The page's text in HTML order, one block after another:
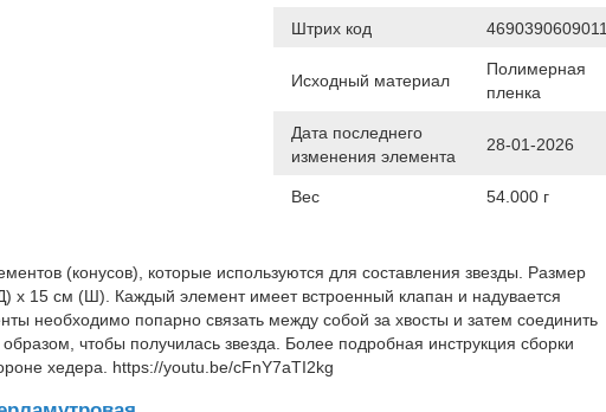
Штрих код 4690390609011
Исходный материал
Полимерная
пленка
Дата последнего
изменения элемента
28-01-2026
Вес 54.000 г
(конусов), которые используются для составления звезды. Размер
х 15 см (Ш). Каждый элемент имеет встроенный клапан и надувается
необходимо попарно связать между собой за хвосты и затем соединить
чтобы получилась звезда. Более подробная инструкция сборки
хедера. https://youtu.be/cFnY7aTI2kg